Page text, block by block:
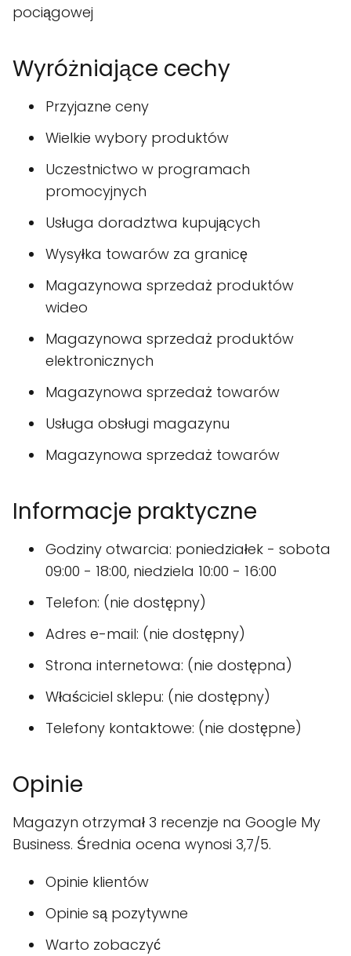
pociągowej
Wyróżniające cechy
Przyjazne ceny
Wielkie wybory produktów
Uczestnictwo w programach
promocyjnych
Usługa doradztwa kupujących
Wysyłka towarów za granicę
Magazynowa sprzedaż produktów
wideo
Magazynowa sprzedaż produktów
elektronicznych
Magazynowa sprzedaż towarów
Usługa obsługi magazynu
Magazynowa sprzedaż towarów
Informacje praktyczne
Godziny otwarcia: poniedziałek - sobota
09:00 - 18:00, niedziela 10:00 - 16:00
Telefon: (nie dostępny)
Adres e-mail: (nie dostępny)
Strona internetowa: (nie dostępna)
Właściciel sklepu: (nie dostępny)
Telefony kontaktowe: (nie dostępne)
Opinie
Magazyn otrzymał 3 recenzje na Google My
Business. Średnia ocena wynosi 3,7/5.
Opinie klientów
Opinie są pozytywne
Warto zobaczyć